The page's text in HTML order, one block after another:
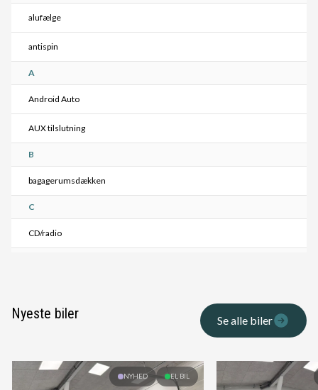
alufælge
antispin
A
Android Auto
AUX tilslutning
B
bagagerumsdækken
C
CD/radio
el-spejle
ESP
Nyeste biler Se alle biler
NYHED EL BIL